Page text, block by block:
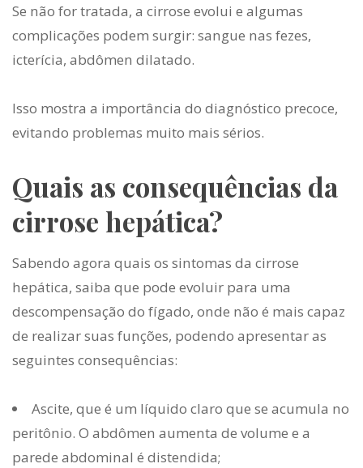
Se não for tratada, a cirrose evolui e algumas
complicações podem surgir: sangue nas fezes,
icterícia, abdômen dilatado.
Isso mostra a importância do diagnóstico precoce,
evitando problemas muito mais sérios.
Quais as consequências da
cirrose hepática?
Sabendo agora quais os sintomas da cirrose
hepática, saiba que pode evoluir para uma
descompensação do fígado, onde não é mais capaz
de realizar suas funções, podendo apresentar as
seguintes consequências:
Ascite, que é um líquido claro que se acumula no
peritônio. O abdômen aumenta de volume e a
parede abdominal é distendida;